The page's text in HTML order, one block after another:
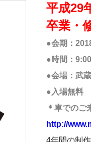
平成29
卒業・
●会期：
●時間：
●会場：武
●入場無料
＊車でのご
http://
4年間の制